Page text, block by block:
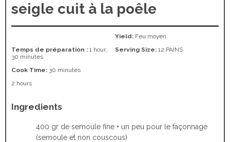
seigle cuit à la poêle
Temps de préparation : 1 hour,
30 minutes
Cook Time: 30 minutes
2 hours
Yield: Feu moyen
Serving Size: 12 PAINS
Ingredients
400 gr de semoule fine + un peu pour le façonnage
(semoule et non couscous)